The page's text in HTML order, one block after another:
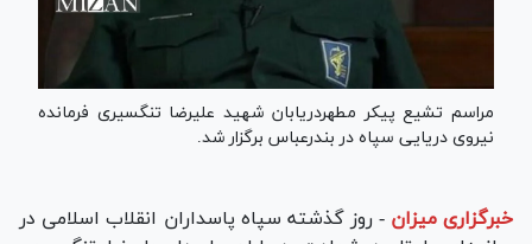
مراسم تشیع پیکر مطهردریابان شهید علیرضا تنگسیری فرمانده
نیروی دریایی سپاه در بندرعباس برگزار شد.
خبرگزاری میزان - روز گذشته سپاه پاسداران انقلاب اسلامی در